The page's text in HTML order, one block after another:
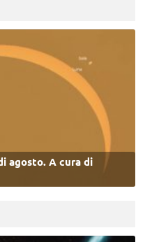
agosto. A cura di